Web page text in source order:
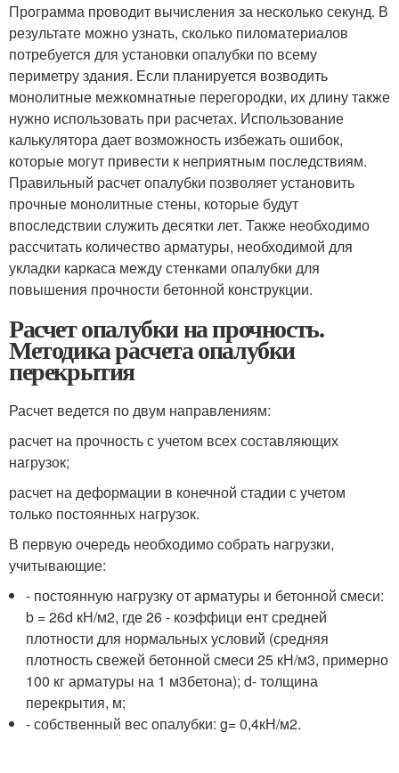
Программа проводит вычисления за несколько секунд. В
результате можно узнать, сколько пиломатериалов
потребуется для установки опалубки по всему
периметру здания. Если планируется возводить
монолитные межкомнатные перегородки, их длину также
нужно использовать при расчетах. Использование
калькулятора дает возможность избежать ошибок,
которые могут привести к неприятным последствиям.
Правильный расчет опалубки позволяет установить
прочные монолитные стены, которые будут
впоследствии служить десятки лет. Также необходимо
рассчитать количество арматуры, необходимой для
укладки каркаса между стенками опалубки для
повышения прочности бетонной конструкции.
Расчет опалубки на прочность.
Методика расчета опалубки
перекрытия
Расчет ведется по двум направлениям:
расчет на прочность с учетом всех составляющих
нагрузок;
расчет на деформации в конечной стадии с учетом
только постоянных нагрузок.
В первую очередь необходимо собрать нагрузки,
учитывающие:
- постоянную нагрузку от арматуры и бетонной смеси:
b = 26d кН/м2, где 26 - коэффици ент средней
плотности для нормальных условий (средняя
плотность свежей бетонной смеси 25 кН/м3, примерно
100 кг арматуры на 1 м3бетона); d- толщина
перекрытия, м;
- собственный вес опалубки: g= 0,4кН/м2.